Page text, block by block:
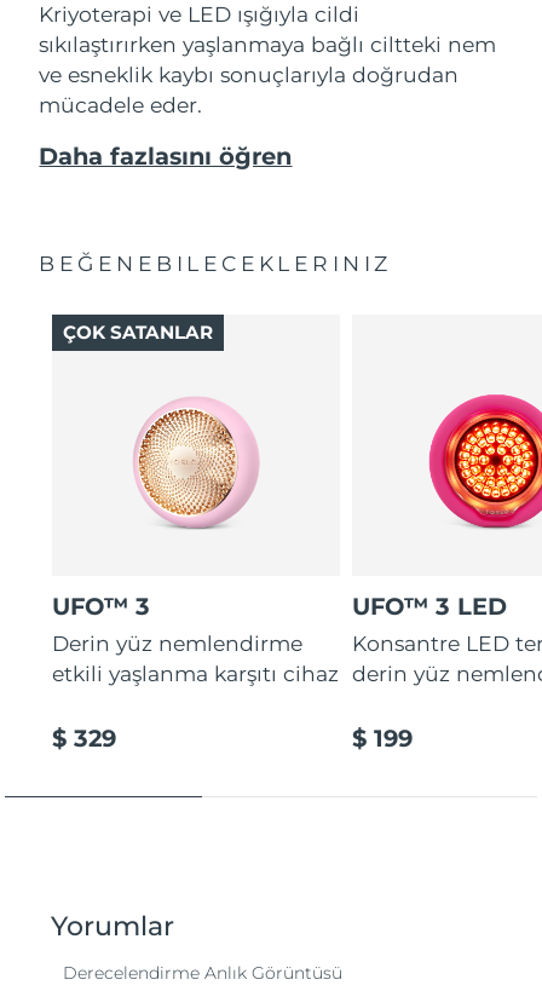
Kriyoterapi ve LED ışığıyla cildi
sıkılaştırırken yaşlanmaya bağlı ciltteki nem
ve esneklik kaybı sonuçlarıyla doğrudan
mücadele eder.
Daha fazlasını öğren
BEĞENEBILECEKLERINIZ
UFO™ 3
Derin yüz nemlendirme
etkili yaşlanma karşıtı cihaz
$ 329
ÇOK SATANLAR
UFO™ 3 LED
Konsantre LED
derin yüz
$ 199